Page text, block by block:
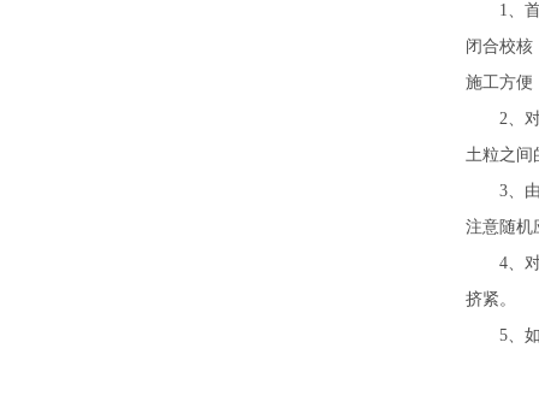
1、首
闭合校核
施工方便
2、对
土粒之间
3、由
注意随机
4、对
挤紧。
5、如